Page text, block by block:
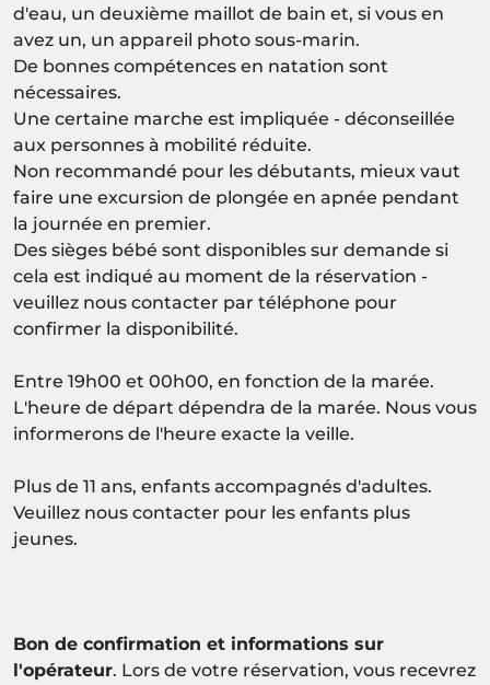
d'eau, un deuxième maillot de bain et, si vous en
avez un, un appareil photo sous-marin.
De bonnes compétences en natation sont
nécessaires.
Une certaine marche est impliquée - déconseillée
aux personnes à mobilité réduite.
Non recommandé pour les débutants, mieux vaut
faire une excursion de plongée en apnée pendant
la journée en premier.
Des sièges bébé sont disponibles sur demande si
cela est indiqué au moment de la réservation -
veuillez nous contacter par téléphone pour
confirmer la disponibilité.
Entre 19h00 et 00h00, en fonction de la marée.
L'heure de départ dépendra de la marée. Nous vous
informerons de l'heure exacte la veille.
Plus de 11 ans, enfants accompagnés d'adultes.
Veuillez nous contacter pour les enfants plus
jeunes.
Bon de confirmation et informations sur
l'opérateur. Lors de votre réservation, vous recevrez